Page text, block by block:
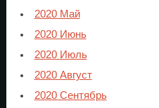
2020 Май
2020 Июнь
2020 Июль
2020 Август
2020 Сентябрь